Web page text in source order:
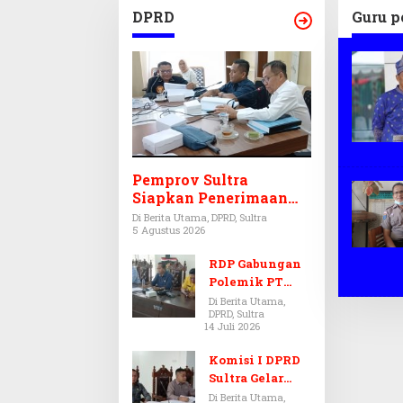
APBD
DPRD
Pemprov Sultra
Siapkan Penerimaan
CPNS dan PPPK 2027,
DPRD Sultra Desak
Formasi Disabilitas
Di Berita Utama, DPRD, Sultra
5 Agustus 2026
RDP Gabungan
Polemik PT
Antam-SJS
Kolaka
Ditunda,
Komisi III dan
IV Menunggu
Di Berita Utama,
DPRD, Sultra
14 Juli 2026
Komisi I DPRD
Sultra Gelar
RDP, Ungkap
Di Berita Utama,
Guru